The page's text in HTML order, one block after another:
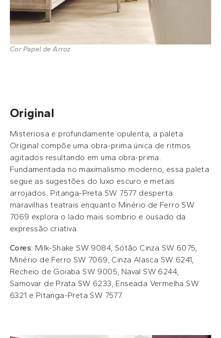
Cor Papel de Arroz
Original
Misteriosa e profundamente opulenta, a paleta
Original compõe uma obra-prima única de ritmos
agitados resultando em uma obra-prima.
Fundamentada no maximalismo moderno, essa paleta
segue as sugestões do luxo escuro e metais
arrojados. Pitanga-Preta SW 7577 desperta
maravilhas teatrais enquanto Minério de Ferro SW
7069 explora o lado mais sombrio e ousado da
expressão criativa.
Cores: Milk-Shake SW 9084, Sótão Cinza SW 6075,
Minério de Ferro SW 7069, Cinza Alasca SW 6241,
Recheio de Goiaba SW 9005, Naval SW 6244,
Samovar de Prata SW 6233, Enseada Vermelha SW
6321 e Pitanga-Preta SW 7577.